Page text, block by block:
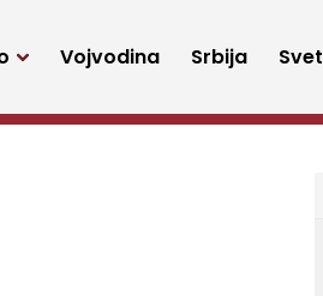
Vojvodina Srbija Svet